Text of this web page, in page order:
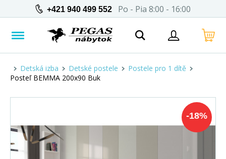
+421 940 499 552 Po - Pia 8:00 - 16:00
Detská izba Detské postele
Postele pro 1 dítě
Posteľ BEMMA 200x90 Buk
-18%